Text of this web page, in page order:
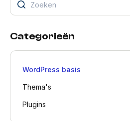
Categorieën
WordPress basis
Thema's
Plugins